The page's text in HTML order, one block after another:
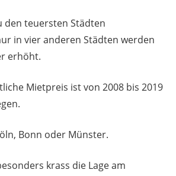
den teuersten Städten
in vier anderen Städten werden
erhöht.
Mietpreis ist von 2008 bis 2019
Bonn oder Münster.
krass die Lage am